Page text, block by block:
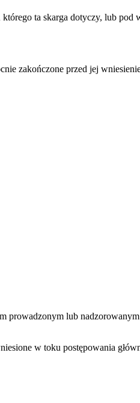
ta skarga dotyczy, lub pod
zakończone przed jej
lub
w toku postępowania